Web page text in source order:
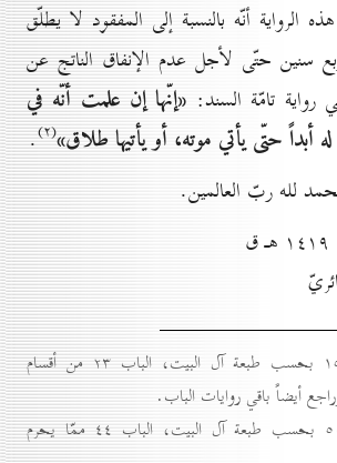
الرواية أنّه بالنسبة إلى المفقود لا يطلّق
سنين حتّى لأجل عدم الإنفاق الناتج عن
تامّة السند: «إنّها إن علمت أنّه في
حتّى يأتي موته، أو يأتيها طلاق»(۲) .
لله ربّ العالمين.
(۱) الوسائل ۲۲: ۱٥۸ بحسب طبعة آل البيت، الباب ۲۳ من أقسام
(۲) الوسائل ۲٠: ٥٠٦ بحسب طبعة آل البيت، الباب ٤٤ ممّا يحرم